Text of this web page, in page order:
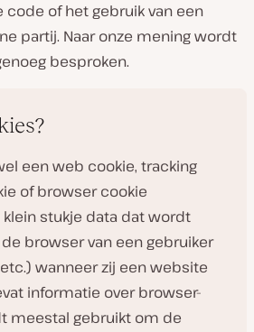
of het gebruik van een
partij. Naar onze mening wordt
besproken.
een web cookie, tracking
of browser cookie
stukje data dat wordt
browser van een gebruiker
wanneer zij een website
informatie over browser-
meestal gebruikt om de